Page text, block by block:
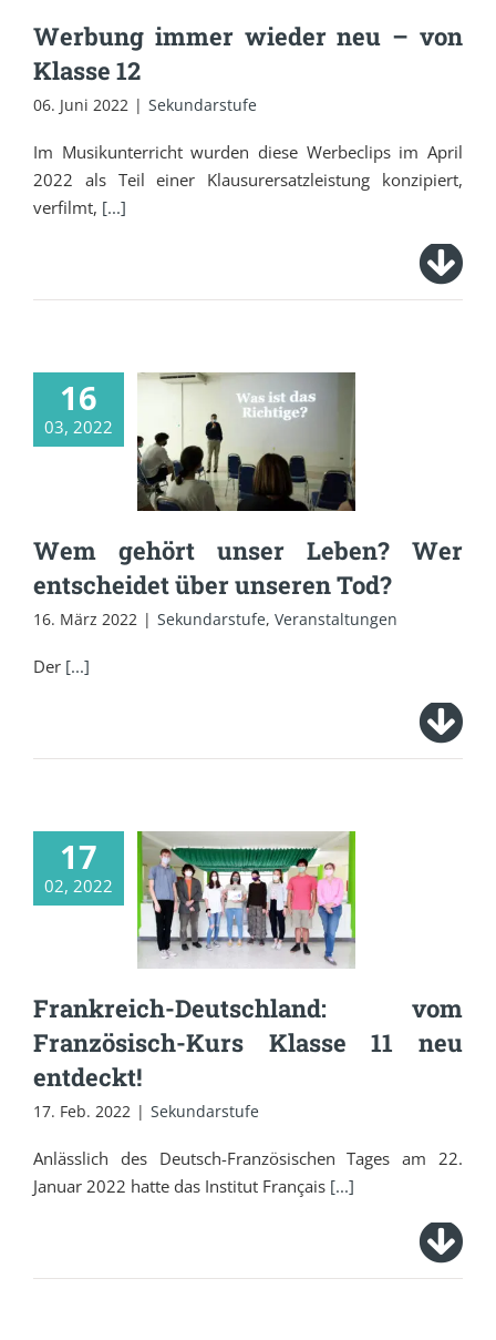
Werbung immer wieder neu – von
Klasse 12
06. Juni 2022 | Sekundarstufe
Im Musikunterricht wurden diese Werbeclips im April
2022 als Teil einer Klausurersatzleistung konzipiert,
verfilmt, [...]
16
03, 2022
Wem gehört unser
Leben? Wer
entscheidet über
unseren Tod?
Wem gehört unser Leben? Wer
entscheidet über unseren Tod?
16. März 2022 | Sekundarstufe, Veranstaltungen
Der [...]
17
02, 2022
Frankreich-
Deutschland: vom
Französisch-Kurs
Klasse 11 neu
entdeckt!
Frankreich-Deutschland: vom
Französisch-Kurs Klasse 11 neu
entdeckt!
17. Feb. 2022 | Sekundarstufe
Anlässlich des Deutsch-Französischen Tages am 22.
Januar 2022 hatte das Institut Français [...]